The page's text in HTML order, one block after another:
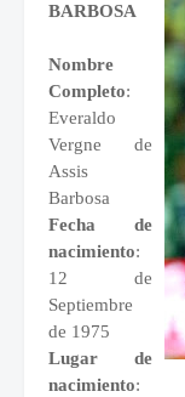
BARBOSA
Nombre
Completo:
Everaldo
Vergne de
Assis
Barbosa
Fecha de
nacimiento:
12 de
Septiembre
de 1975
Lugar de
nacimiento: